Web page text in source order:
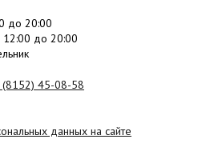
до 20:00
12:00 до 20:00
(8152) 45-08-58
данных на сайте